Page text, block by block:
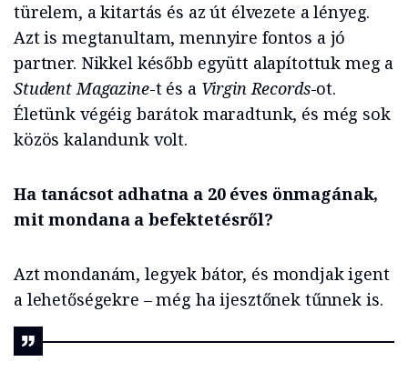
türelem, a kitartás és az út élvezete a lényeg.
Azt is megtanultam, mennyire fontos a jó
partner. Nikkel később együtt alapítottuk meg a
Student Magazine-t és a Virgin Records-ot.
Életünk végéig barátok maradtunk, és még sok
közös kalandunk volt.
Ha tanácsot adhatna a 20 éves önmagának,
mit mondana a befektetésről?
Azt mondanám, legyek bátor, és mondjak igent
a lehetőségekre – még ha ijesztőnek tűnnek is.